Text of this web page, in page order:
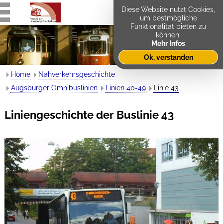
Home
Nahverkehrsgeschichte
Augsburger Omnibuslinien
Linien 40-49 Linie 43
Liniengeschichte der Buslinie 43
Diese Website nutzt Cookies,
um bestmögliche
Funktionalität bieten zu
können.
Mehr Infos
Ok, verstanden